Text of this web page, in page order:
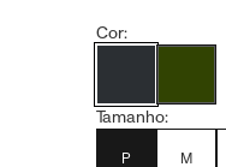
Cor:
Tamanho:
P M